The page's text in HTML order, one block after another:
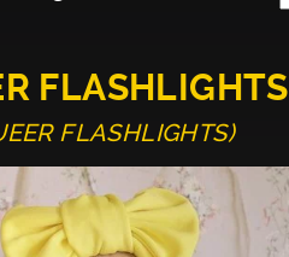
FLASHLIGHTS
FLASHLIGHTS)